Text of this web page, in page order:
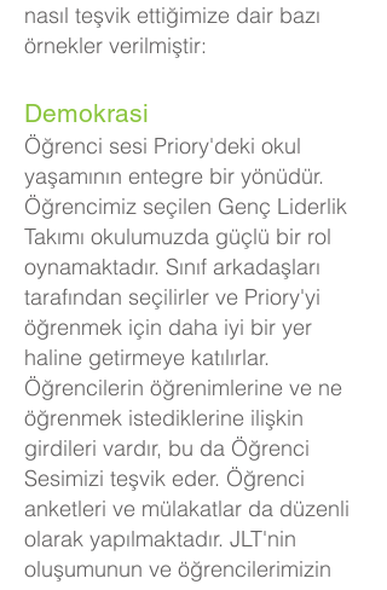
nasıl teşvik ettiğimize dair bazı
örnekler verilmiştir:
Demokrasi
Öğrenci sesi Priory'deki okul
yaşamının entegre bir yönüdür.
Öğrencimiz seçilen Genç Liderlik
Takımı okulumuzda güçlü bir rol
oynamaktadır. Sınıf arkadaşları
tarafından seçilirler ve Priory'yi
öğrenmek için daha iyi bir yer
haline getirmeye katılırlar.
Öğrencilerin öğrenimlerine ve ne
öğrenmek istediklerine ilişkin
girdileri vardır, bu da Öğrenci
Sesimizi teşvik eder. Öğrenci
anketleri ve mülakatlar da düzenli
olarak yapılmaktadır. JLT'nin
oluşumunun ve öğrencilerimizin